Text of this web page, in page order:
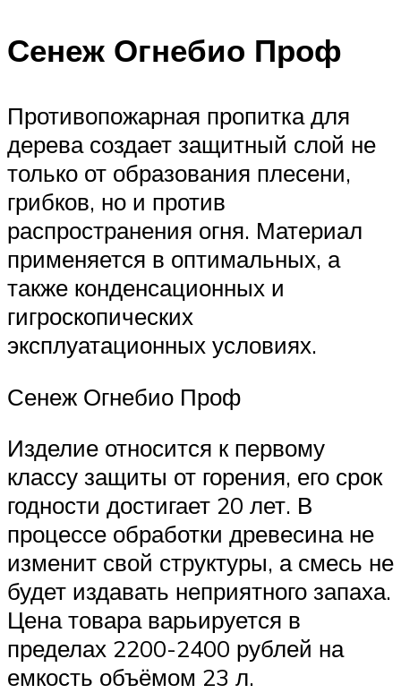
Сенеж Огнебио Проф
Противопожарная пропитка для
дерева создает защитный слой не
только от образования плесени,
грибков, но и против
распространения огня. Материал
применяется в оптимальных, а
также конденсационных и
гигроскопических
эксплуатационных условиях.
Сенеж Огнебио Проф
Изделие относится к первому
классу защиты от горения, его срок
годности достигает 20 лет. В
процессе обработки древесина не
изменит свой структуры, а смесь не
будет издавать неприятного запаха.
Цена товара варьируется в
пределах 2200-2400 рублей на
емкость объёмом 23 л.